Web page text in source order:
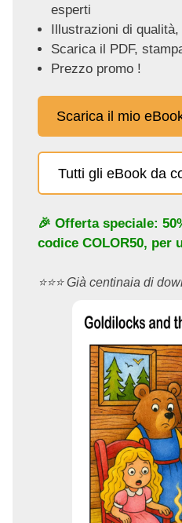
esperti
Illustrazioni di
Scarica il PDF,
Prezzo promo !
Scarica il mio
Tutti gli eBook da
🎉 Offerta speciale:
codice COLOR50, per
⭐️⭐️⭐️ Già centinaia di